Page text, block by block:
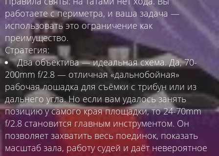
работаете с периметра, и ваша задача —
использовать это ограничение как
преимущество.
Стратегия:
Два объектива — идеальная схема. Да, 70-
200mm f/2.8 — отличная «дальнобойная»
рабочая лошадка для съёмки с трибун или из
дальнего угла. Но если вам удалось занять
позицию у самого края площадки, то 24-70mm
f/2.8 становится главным инструментом. Он
позволяет захватить весь поединок, показать
масштаб зала, работу судей и даёт невероятное